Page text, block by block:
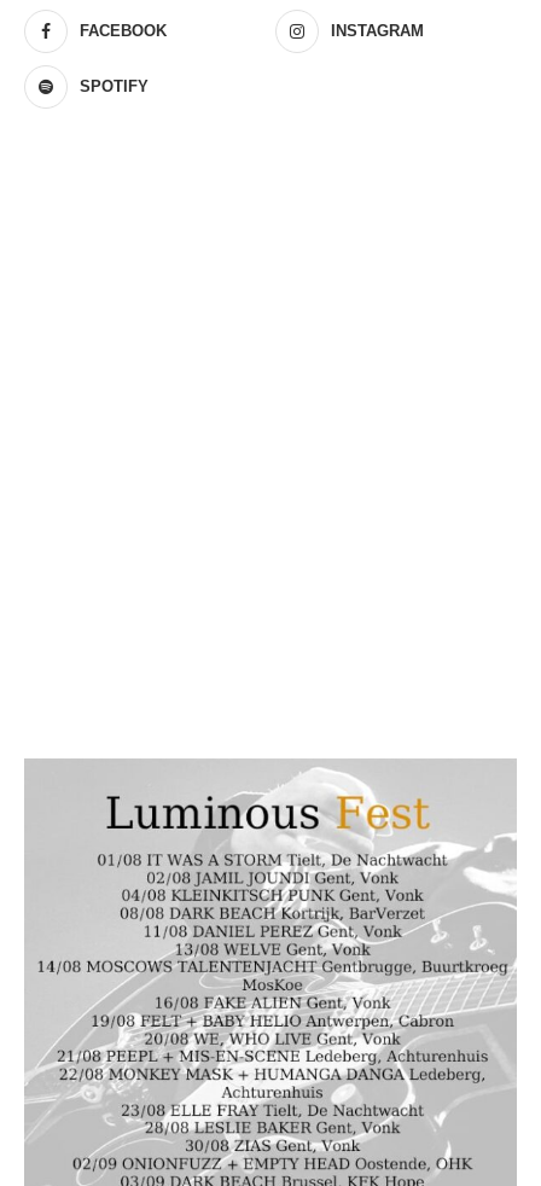
FACEBOOK INSTAGRAM
SPOTIFY